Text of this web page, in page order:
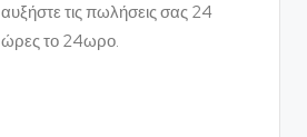
αυξήστε τις πωλήσεις σας 24
ώρες το 24ωρο.